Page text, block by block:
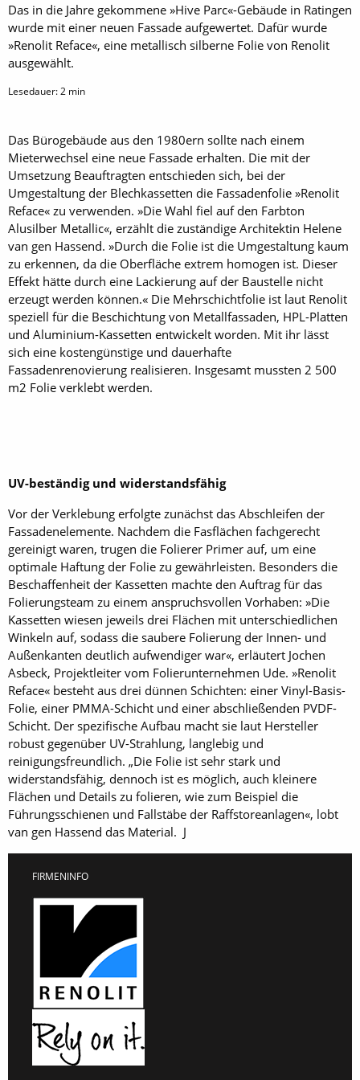
Das in die Jahre gekommene »Hive Parc«-Gebäude in Ratingen
wurde mit einer neuen Fassade aufgewertet. Dafür wurde
»Renolit Reface«, eine metallisch silberne Folie von Renolit
ausgewählt.
Lesedauer:2 min
Das Bürogebäude aus den 1980ern sollte nach einem
Mieterwechsel eine neue Fassade erhalten. Die mit der
Umsetzung Beauftragten entschieden sich, bei der
Umgestaltung der Blechkassetten die Fassadenfolie »Renolit
Reface« zu verwenden. »Die Wahl fiel auf den Farbton
Alusilber Metallic«, erzählt die zuständige Architektin Helene
van gen Hassend. »Durch die Folie ist die Umgestaltung kaum
zu erkennen, da die Oberfläche extrem homogen ist. Dieser
Effekt hätte durch eine Lackierung auf der Baustelle nicht
erzeugt werden können.« Die Mehrschichtfolie ist laut Renolit
speziell für die Beschichtung von Metallfassaden, HPL-Platten
und Aluminium-Kassetten entwickelt worden. Mit ihr lässt
sich eine kostengünstige und dauerhafte
Fassadenrenovierung realisieren. Insgesamt mussten 2 500
m2 Folie verklebt werden.
UV-beständig und widerstandsfähig
Vor der Verklebung erfolgte zunächst das Abschleifen der
Fassadenelemente. Nachdem die Fasflächen fachgerecht
gereinigt waren, trugen die Folierer Primer auf, um eine
optimale Haftung der Folie zu gewährleisten. Besonders die
Beschaffenheit der Kassetten machte den Auftrag für das
Folierungsteam zu einem anspruchsvollen Vorhaben: »Die
Kassetten wiesen jeweils drei Flächen mit unterschiedlichen
Winkeln auf, sodass die saubere Folierung der Innen- und
Außenkanten deutlich aufwendiger war«, erläutert Jochen
Asbeck, Projektleiter vom Folierunternehmen Ude. »Renolit
Reface« besteht aus drei dünnen Schichten: einer Vinyl-Basis-
Folie, einer PMMA-Schicht und einer abschließenden PVDF-
Schicht. Der spezifische Aufbau macht sie laut Hersteller
robust gegenüber UV-Strahlung, langlebig und
reinigungsfreundlich. „Die Folie ist sehr stark und
widerstandsfähig, dennoch ist es möglich, auch kleinere
Flächen und Details zu folieren, wie zum Beispiel die
Führungsschienen und Fallstäbe der Raffstoreanlagen«, lobt
van gen Hassend das Material. J
FIRMENINFO